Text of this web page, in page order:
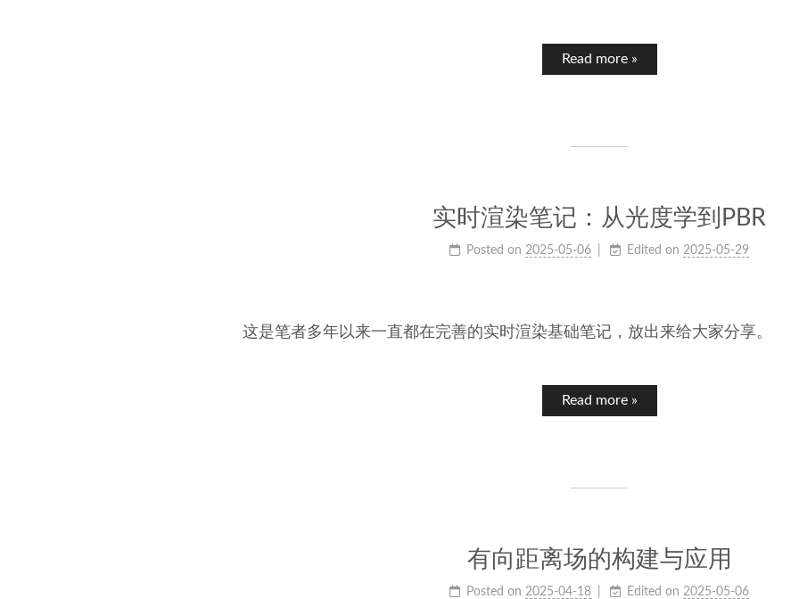
Read more »
实时渲染笔记：从光度学到PBR
Posted on 2025-05-06 Edited on 2025-05-29
这是笔者多年以来一直都在完善的实时渲染基础笔记，放出来给大家分享。
Read more »
有向距离场的构建与应用
Posted on 2025-04-18 Edited on 2025-05-06